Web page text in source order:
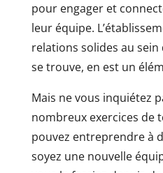
pour engager et
leur équipe.
relations solides au sein
se trouve, en est un
Mais ne vous inquiétez
nombreux exercices de
pouvez entreprendre à
soyez une nouvelle